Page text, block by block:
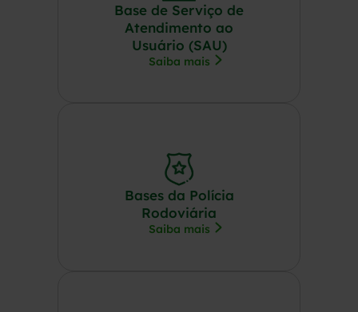
Base de Serviço de
Atendimento ao
Usuário (SAU)
Saiba mais
Bases da Polícia
Rodoviária
Saiba mais